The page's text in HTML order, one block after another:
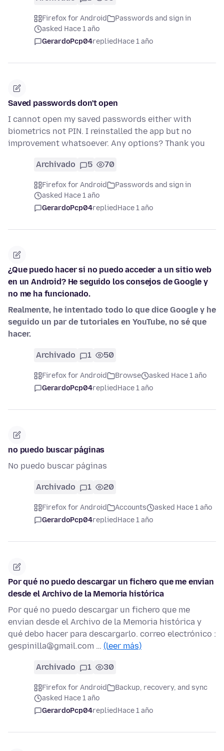
Firefox for Android
Passwords and sign in
asked Hace 1 año
GerardoPcp04repliedHace 1 año
Saved passwords don't open
I cannot open my saved passwords either with
biometrics not PIN. I reinstalled the app but no
improvement whatsoever. Any options? Thank you
Archivado 5 70
Firefox for Android
Passwords and sign in
asked Hace 1 año
GerardoPcp04repliedHace 1 año
¿Que puedo hacer si no puedo acceder a un sitio web
en un Android? He seguido los consejos de Google y
no me ha funcionado.
Realmente, he intentado todo lo que dice Google y he
seguido un par de tutoriales en YouTube, no sé que
hacer.
Archivado 1 50
Firefox for Android Browse
asked Hace 1 año
GerardoPcp04repliedHace 1 año
no puedo buscar páginas
No puedo buscar páginas
Archivado 1 20
Firefox for Android Accounts
asked Hace 1 año
GerardoPcp04repliedHace 1 año
Por qué no puedo descargar un fichero que me envian
desde el Archivo de la Memoria histórica
Por qué no puedo descargar un fichero que me
envian desde el Archivo de la Memoria histórica y
qué debo hacer para descargarlo. correo electrónico :
gespinilla@gmail.com … (leer más)
Archivado 1 30
Firefox for Android
Backup, recovery, and sync
asked Hace 1 año
GerardoPcp04repliedHace 1 año